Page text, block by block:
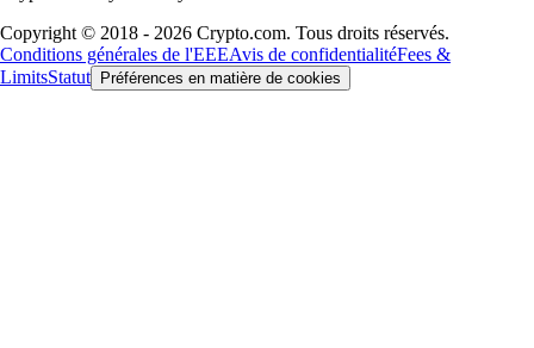
Copyright © 2018 - 2026 Crypto.com. Tous droits réservés.
Conditions générales de l'EEEAvis de confidentialitéFees &
LimitsStatut Préférences en matière de cookies